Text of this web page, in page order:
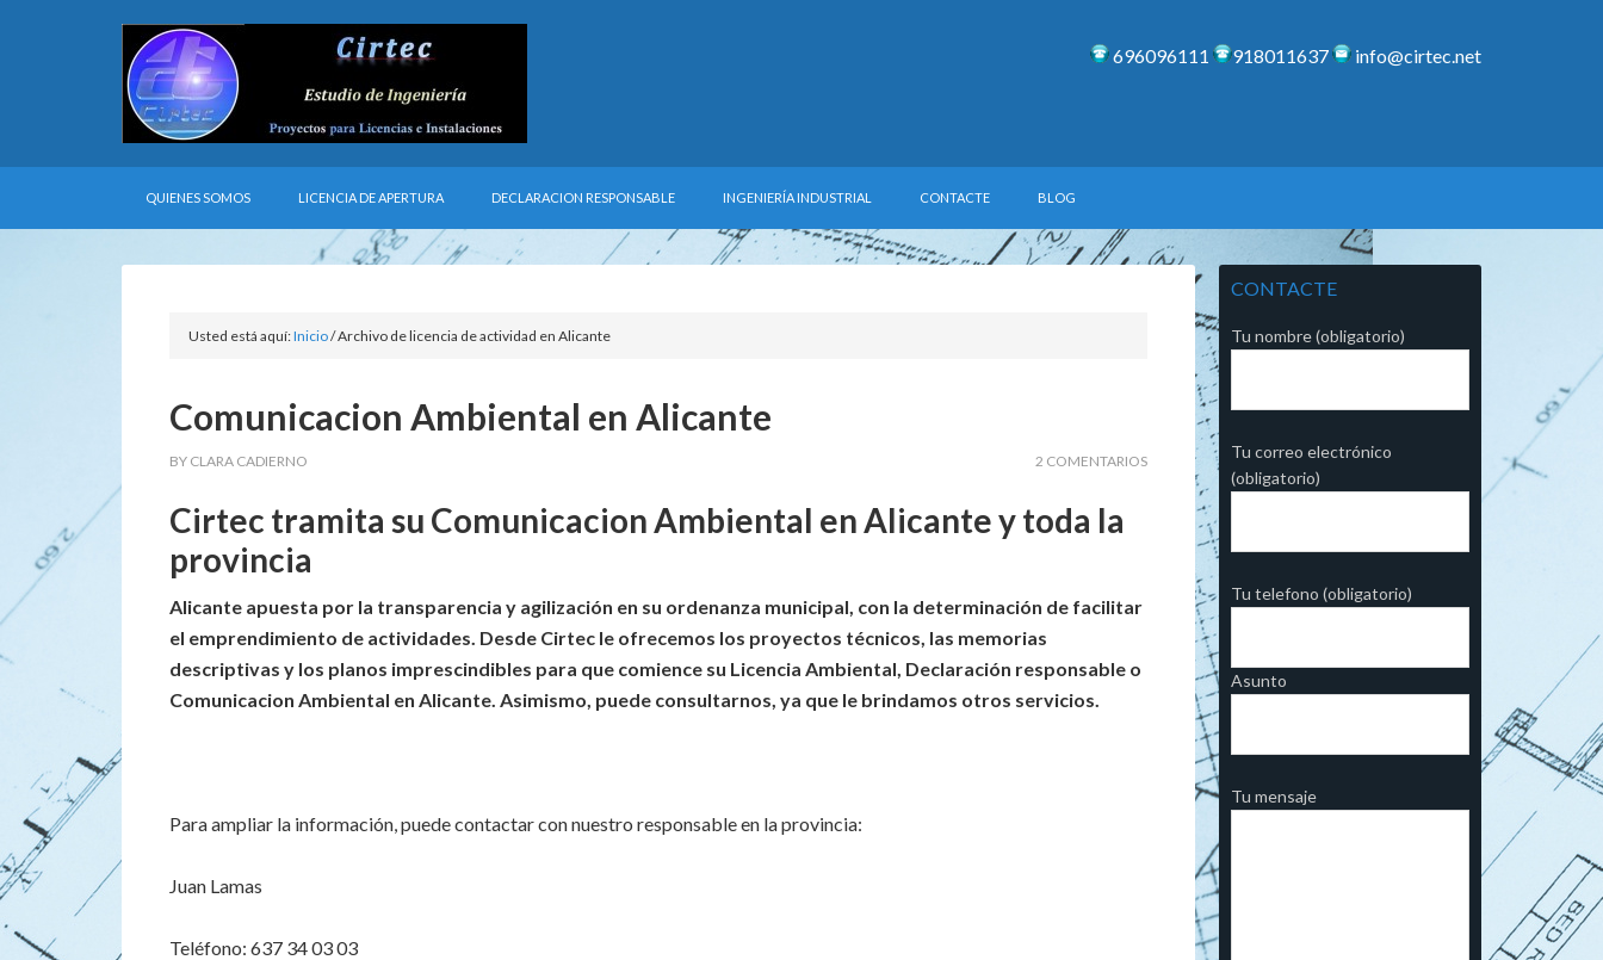
696096111 918011637 info@cirtec.net
QUIENES SOMOS LICENCIA DE APERTURA DECLARACION RESPONSABLE INGENIERÍA INDUSTRIAL CONTACTE BLOG
Usted está aquí:Inicio/Archivo de licencia de actividad en Alicante
Comunicacion Ambiental en Alicante
BY CLARA CADIERNO 2 COMENTARIOS
Cirtec tramita su Comunicacion Ambiental en Alicante y toda la
provincia
Alicante apuesta por la transparencia y agilización en su ordenanza municipal, con la determinación de facilitar
el emprendimiento de actividades. Desde Cirtec le ofrecemos los proyectos técnicos, las memorias
descriptivas y los planos imprescindibles para que comience su Licencia Ambiental, Declaración responsable o
Comunicacion Ambiental en Alicante. Asimismo, puede consultarnos, ya que le brindamos otros servicios.
Para ampliar la información, puede contactar con nuestro responsable en la provincia:
Juan Lamas
Teléfono: 637 34 03 03
CONTACTE
Tu nombre (obligatorio)
Tu correo electrónico
(obligatorio)
Tu telefono (obligatorio)
Asunto
Tu mensaje